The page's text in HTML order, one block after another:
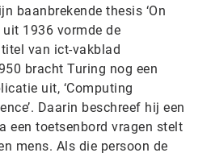
baanbrekende thesis ‘On
uit 1936 vormde de
van ict-vakblad
bracht Turing nog een
uit, ‘Computing
Daarin beschreef hij een
een toetsenbord vragen stelt
mens. Als die persoon de